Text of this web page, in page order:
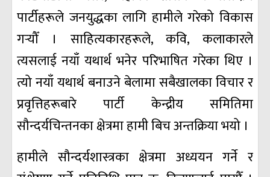
पार्टीहरूले जनयुद्धका लागि हामीले गरेको विकास
गर्‍यौँ । साहित्यकारहरूले, कवि, कलाकारले
त्यसलाई नयाँ यथार्थ भनेर परिभाषित गरेका थिए ।
त्यो नयाँ यथार्थ बनाउने बेलामा सबैखालका विचार र
प्रवृत्तिहरूबारे पार्टी केन्द्रीय समितिमा
सौन्दर्यचिन्तनका क्षेत्रमा हामी बिच अन्तक्रिया भयो ।
हामीले सौन्दर्यशास्त्रका क्षेत्रमा अध्ययन गर्ने र